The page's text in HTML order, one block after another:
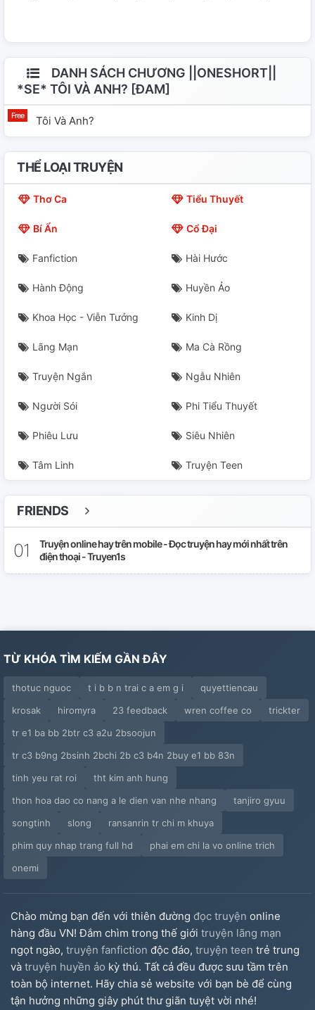
DANH SÁCH CHƯƠNG ||ONESHORT||
*SE* TÔI VÀ ANH? [ĐAM]
Tôi Và Anh?
THỂ LOẠI TRUYỆN
Thơ Ca Tiểu Thuyết
Bí Ẩn Cổ Đại
Fanfiction Hài Hước
Hành Động Huyền Ảo
Khoa Học - Viễn Tưởng Kinh Dị
Lãng Mạn Ma Cà Rồng
Truyện Ngắn Ngẫu Nhiên
Người Sói Phi Tiểu Thuyết
Phiêu Lưu Siêu Nhiên
Tâm Linh Truyện Teen
FRIENDS
Truyện online hay trên mobile - Đọc truyện hay mới nhất trên
điện thoại - Truyen1s
TỪ KHÓA TÌM KIẾM GẦN ĐÂY
thotuc nguoc t i b b n trai c a em g i
quyettiencau
krosak
hiromyra 23 feedback wren coffee co
trickter
tr e1 ba bb 2btr c3 a2u 2bsoojun
tr c3 b9ng 2bsinh 2bchi 2b c3 b4n 2buy e1 bb 83n
tinh yeu rat roi
tht kim anh hung
thon hoa dao co nang a le dien van nhe nhang
tanjiro gyuu
songtinh
slong
ransanrin tr chi m khuya
phim quy nhap trang full hd
phai em chi la vo online trich
onemi
Chào mừng bạn đến với thiên đường đọc truyện online
hàng đầu VN! Đắm chìm trong thế giới truyện lãng mạn
ngọt ngào, truyện fanfiction độc đáo, truyện teen trẻ trung
và truyện huyền ảo kỳ thú. Tất cả đều được sưu tầm trên
toàn bộ internet. Hãy chia sẻ website với bạn bè để cùng
tận hưởng những giây phút thư giãn tuyệt vời nhé!